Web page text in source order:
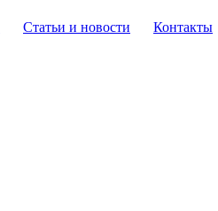
Статьи и новости
Контакты